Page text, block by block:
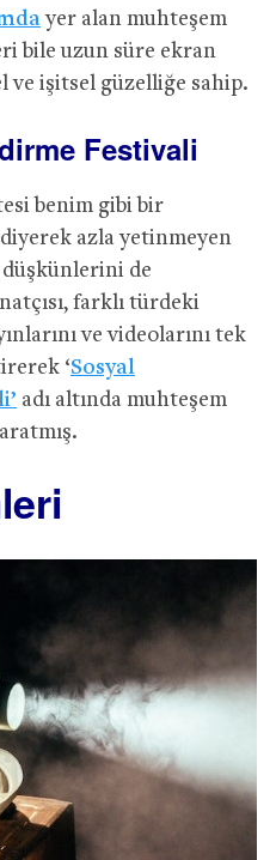
yer alan muhteşem
bile uzun süre ekran
ve işitsel güzelliğe sahip.
Festivali
benim gibi bir
azla yetinmeyen
düşkünlerini de
farklı türdeki
ve videolarını tek
‘Sosyal
adı altında muhteşem